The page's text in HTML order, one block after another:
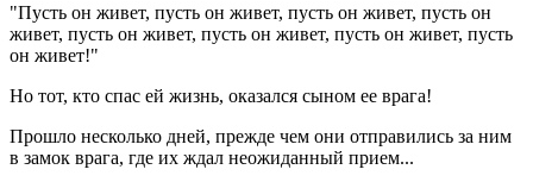
"Пусть он живет, пусть он живет, пусть он живет, пусть он
живет, пусть он живет, пусть он живет, пусть он живет, пусть
он живет!"
Но тот, кто спас ей жизнь, оказался сыном ее врага!
Прошло несколько дней, прежде чем они отправились за ним
в замок врага, где их ждал неожиданный прием...